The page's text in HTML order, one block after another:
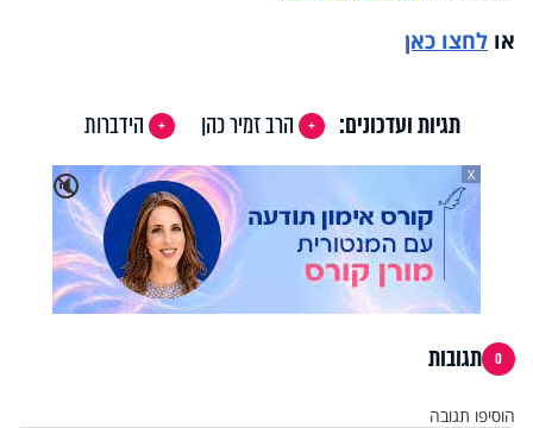
או לחצו כאן
תגיות ועדכונים: הרב זמיר כהן
הידברות
🔇
X
0 תגובות
הוסיפו תגובה